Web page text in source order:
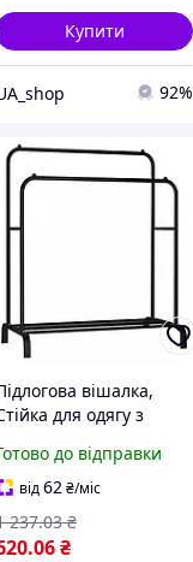
Купити
92%
вішалка,
для одягу з
органайзер
гардеробу
мод.3819472
до відправки
від62₴/міс
.06₴
237.03 ₴